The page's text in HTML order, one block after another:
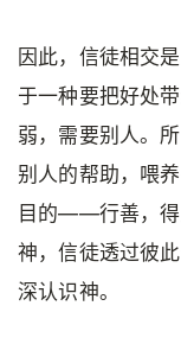
因此，信徒相交
于一种要把好处
弱，需要别人。
别人的帮助，喂
目的——行善，得
神，信徒透过彼
深认识神。